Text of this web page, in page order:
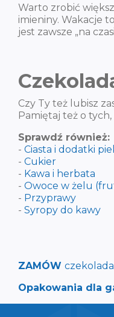
Warto zrobić
imieniny. Wakacje
jest zawsze „na
Czy Ty też lubisz
Pamiętaj też o
Sprawdź również:
- Ciasta i dodatki
- Cukier
- Kawa i herbata
- Owoce w żelu
- Przyprawy
- Syropy do kawy
ZAMÓW
Opakowania dla